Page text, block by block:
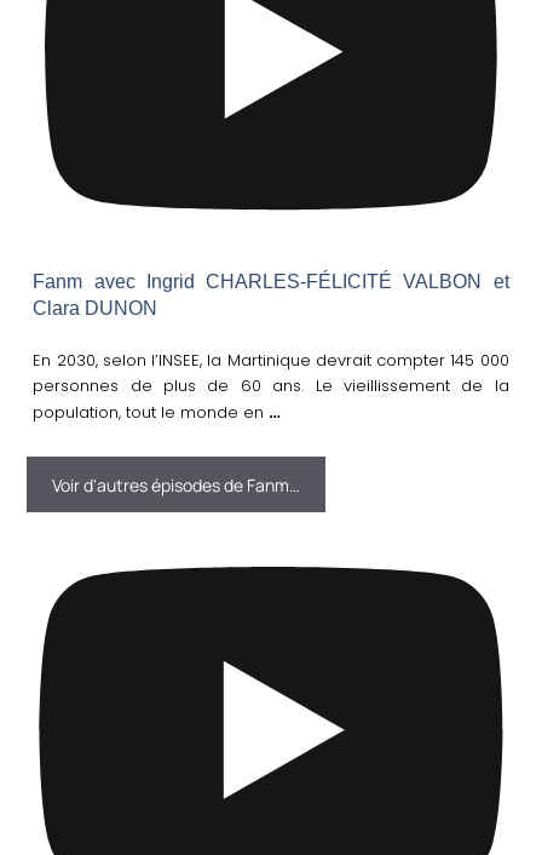
Fanm avec Ingrid CHARLES-FÉLICITÉ VALBON et
Clara DUNON
En 2030, selon l’INSEE, la Martinique devrait compter 145 000
personnes de plus de 60 ans. Le vieillissement de la
population, tout le monde en …
Voir d'autres épisodes de Fanm…